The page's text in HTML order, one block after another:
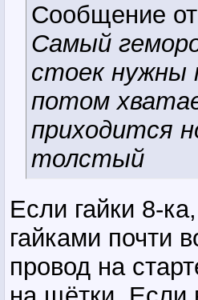
Сообщение
Самый
стоек нужны
потом
приходится
толстый
Если гайки 8-
гайками почти
провод на